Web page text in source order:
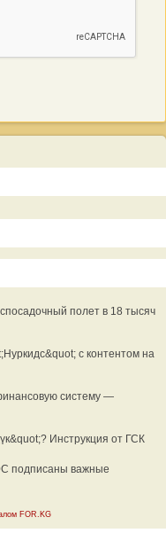
полет в 18 тысяч
с контентом на
систему —
Инструкция от ГСК
подписаны важные
FOR.KG